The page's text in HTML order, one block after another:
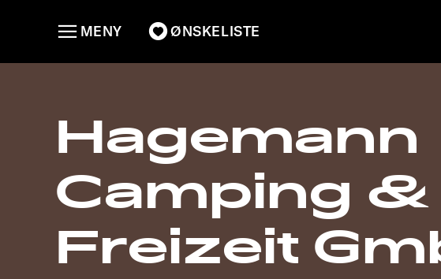
ØNSKELISTE
MENY
Hagemann
Camping &
Freizeit